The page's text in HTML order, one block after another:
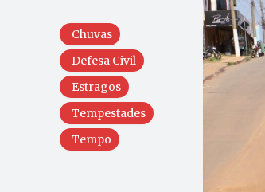
Chuvas
Defesa Civil
Estragos
Tempestades
Tempo